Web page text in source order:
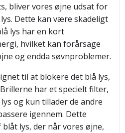
bliver vores øjne udsat for
Dette kan være skadeligt
lys har en kort
hvilket kan forårsage
og endda søvnproblemer.
til at blokere det blå lys,
har et specielt filter,
og kun tillader de andre
igennem. Dette
lys, der når vores øjne,